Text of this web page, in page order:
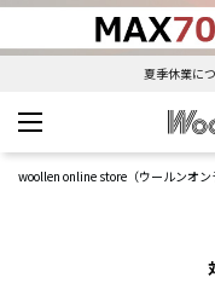
夏季休業に
woollen online store（ウールンオン